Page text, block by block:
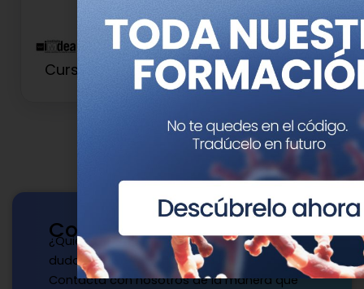
Curso de Nutrición de Precisión
Contacto
¿Quieres publicar con nosotros? ¿Tienes
dudas?
Contacta con nosotros de la manera que